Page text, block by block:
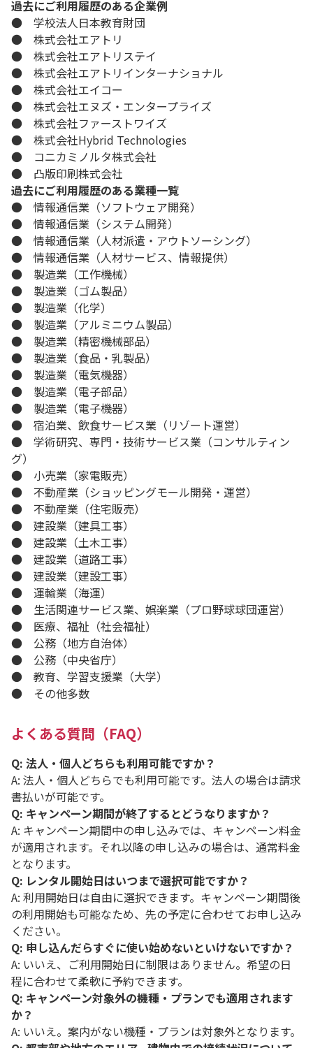
過去にご利用履歴のある企業例
● 学校法人日本教育財団
● 株式会社エアトリ
● 株式会社エアトリステイ
● 株式会社エアトリインターナショナル
● 株式会社エイコー
● 株式会社エヌズ・エンタープライズ
● 株式会社ファーストワイズ
● 株式会社Hybrid Technologies
● コニカミノルタ株式会社
● 凸版印刷株式会社
過去にご利用履歴のある業種一覧
● 情報通信業（ソフトウェア開発）
● 情報通信業（システム開発）
● 情報通信業（人材派遣・アウトソーシング）
● 情報通信業（人材サービス、情報提供）
● 製造業（工作機械）
● 製造業（ゴム製品）
● 製造業（化学）
● 製造業（アルミニウム製品）
● 製造業（精密機械部品）
● 製造業（食品・乳製品）
● 製造業（電気機器）
● 製造業（電子部品）
● 製造業（電子機器）
● 宿泊業、飲食サービス業（リゾート運営）
● 学術研究、専門・技術サービス業（コンサルティン
グ）
● 小売業（家電販売）
● 不動産業（ショッピングモール開発・運営）
● 不動産業（住宅販売）
● 建設業（建具工事）
● 建設業（土木工事）
● 建設業（道路工事）
● 建設業（建設工事）
● 運輸業（海運）
● 生活関連サービス業、娯楽業（プロ野球球団運営）
● 医療、福祉（社会福祉）
● 公務（地方自治体）
● 公務（中央省庁）
● 教育、学習支援業（大学）
● その他多数
よくある質問（FAQ）
Q: 法人・個人どちらも利用可能ですか？
A: 法人・個人どちらでも利用可能です。法人の場合は請求
書払いが可能です。
Q: キャンペーン期間が終了するとどうなりますか？
A: キャンペーン期間中の申し込みでは、キャンペーン料金
が適用されます。それ以降の申し込みの場合は、通常料金
となります。
Q: レンタル開始日はいつまで選択可能ですか？
A: 利用開始日は自由に選択できます。キャンペーン期間後
の利用開始も可能なため、先の予定に合わせてお申し込み
ください。
Q: 申し込んだらすぐに使い始めないといけないですか？
A: いいえ、ご利用開始日に制限はありません。希望の日
程に合わせて柔軟に予約できます。
Q: キャンペーン対象外の機種・プランでも適用されます
か？
A: いいえ。案内がない機種・プランは対象外となります。